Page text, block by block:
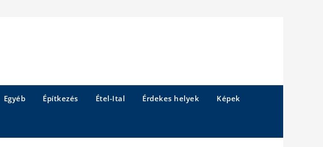
Egyéb Építkezés Étel-Ital Érdekes helyek Képek